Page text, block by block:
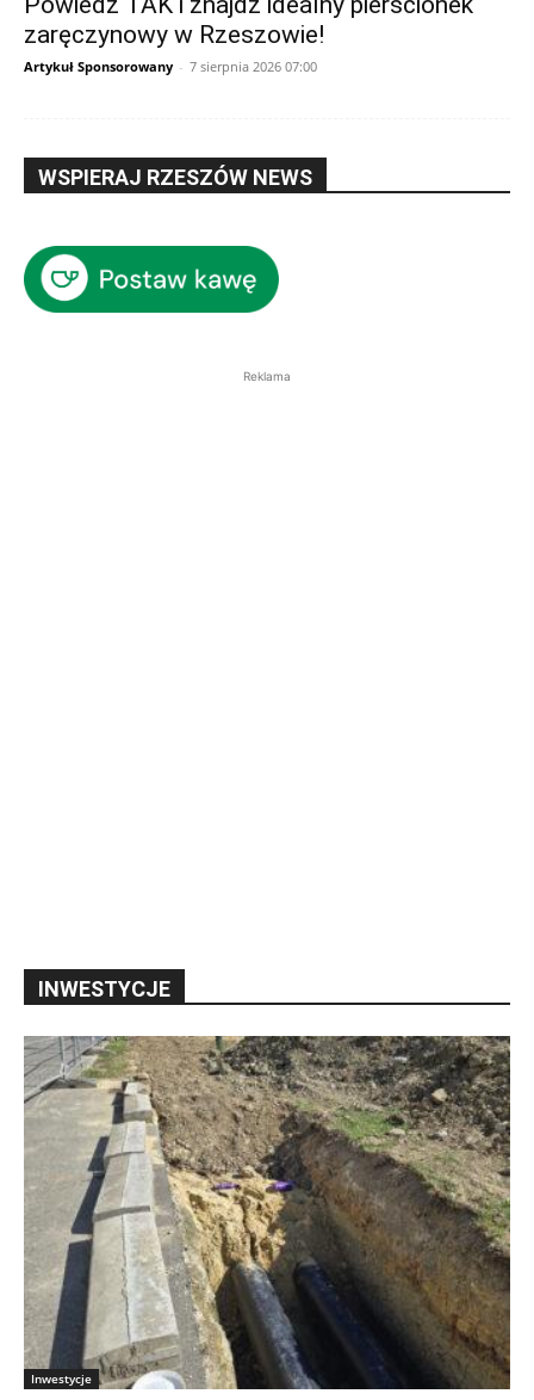
zaręczynowy w Rzeszowie!
Artykuł Sponsorowany - 7 sierpnia 2026 07:00
WSPIERAJ RZESZÓW NEWS
Reklama
INWESTYCJE
Inwestycje